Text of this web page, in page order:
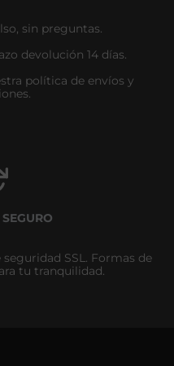
sin preguntas.
devolución 14 días.
política de envíos y
SSL. Formas de
tu tranquilidad.